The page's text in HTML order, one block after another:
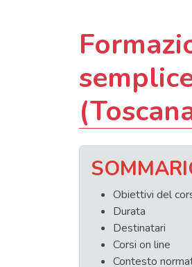
Obiettivi del
Durata
Destinatari
Corsi on line
Contesto